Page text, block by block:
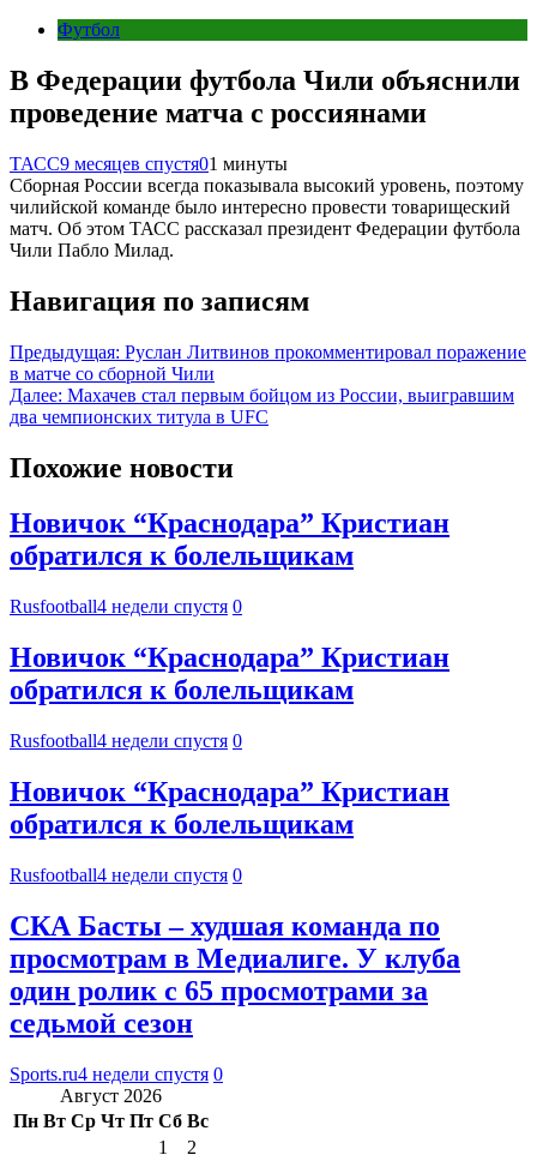
Футбол
В Федерации футбола Чили объяснили
проведение матча с россиянами
ТАСС9 месяцев спустя01 минуты
Сборная России всегда показывала высокий уровень, поэтому
чилийской команде было интересно провести товарищеский
матч. Об этом ТАСС рассказал президент Федерации футбола
Чили Пабло Милад.
Навигация по записям
Предыдущая: Руслан Литвинов прокомментировал поражение
в матче со сборной Чили
Далее: Махачев стал первым бойцом из России, выигравшим
два чемпионских титула в UFC
Похожие новости
Новичок “Краснодара” Кристиан
обратился к болельщикам
Rusfootball4 недели спустя 0
Новичок “Краснодара” Кристиан
обратился к болельщикам
Rusfootball4 недели спустя 0
Новичок “Краснодара” Кристиан
обратился к болельщикам
Rusfootball4 недели спустя 0
СКА Басты – худшая команда по
просмотрам в Медиалиге. У клуба
один ролик с 65 просмотрами за
седьмой сезон
Sports.ru4 недели спустя 0
Август 2026
Пн Вт Ср Чт Пт Сб Вс
1
2